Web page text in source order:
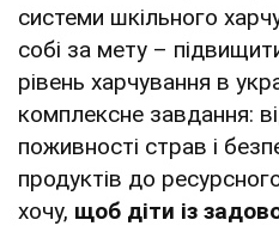
системи шкільного
собі за мету –
рівень харчування в
комплексне завдання:
поживності страв і
продуктів до
хочу, щоб діти із